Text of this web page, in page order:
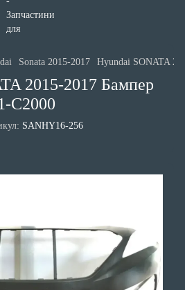
Sonata 2015-2017 Hyundai SONATA
2015-2017 Бампер
C2000
SANHY16-256